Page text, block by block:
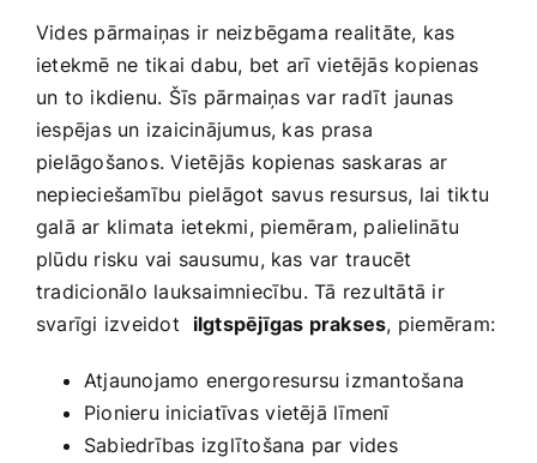
Vides‍ pārmaiņas ‌ir neizbēgama realitāte, kas
ietekmē ne ⁣tikai dabu, ⁣bet arī vietējās kopienas
un to‍ ikdienu. Šīs⁢ pārmaiņas ‌var radīt jaunas
iespējas un izaicinājumus, kas ⁤prasa⁢
pielāgošanos. Vietējās kopienas saskaras ar
nepieciešamību pielāgot savus resursus,⁤ lai ​tiktu
galā ar ‌klimata ietekmi, piemēram, palielinātu‍
plūdu risku‍ vai‍ sausumu,‌ kas var traucēt
tradicionālo lauksaimniecību. Tā rezultātā ir
svarīgi izveidot ⁣ ilgtspējīgas prakses, piemēram:
Atjaunojamo ⁢energoresursu izmantošana
Pionieru iniciatīvas ⁢vietējā līmenī
Sabiedrības izglītošana par vides